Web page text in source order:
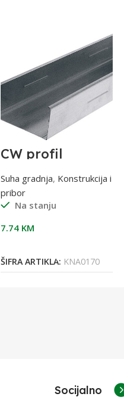
CW profil
50/3500,6 mm
Suha gradnja, Konstrukcija i
pribor
Na stanju
7.74 KM
ŠIFRA ARTIKLA: KNA0170
Socijalno